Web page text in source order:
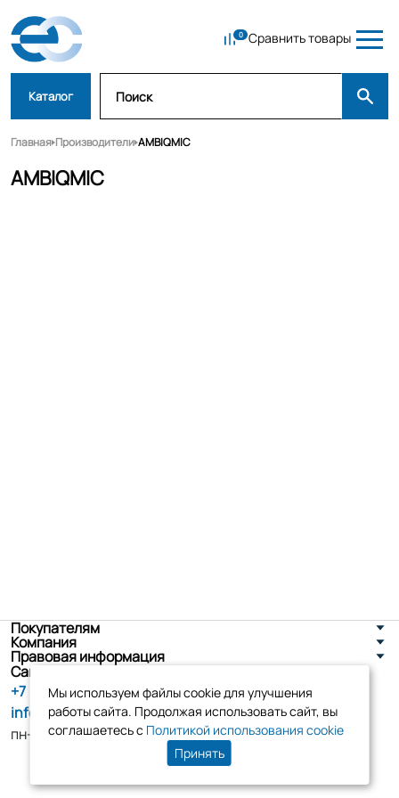
Сравнить товары
Каталог
Главная Производители AMBIQMIC
AMBIQMIC
Покупателям
Компания
Правовая информация
Санкт-Петербург, ул. Новоселов д. 8
+7 (800) 555-86-90
info@tk-elko.ru
пн-пт, 10:00 - 18:00
Мы используем файлы cookie для улучшения
работы сайта. Продолжая использовать сайт, вы
соглашаетесь с Политикой использования cookie
Принять